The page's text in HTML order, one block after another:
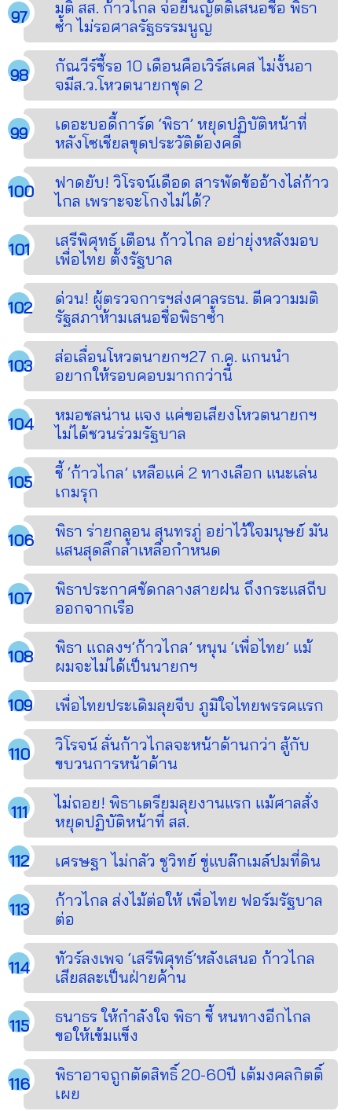
มติ สส. ก้าวไกล จ่อยื่นญัตติเสนอชื่อ พิธา
ซ้ำ ไม่รอศาลรัฐธรรมนูญ
กัณวีร์ชี้รอ 10 เดือนคือเวิร์สเคส ไม่งั้นอา
จมีส.ว.โหวตนายกชุด 2
เดอะบอดี้การ์ด ‘พิธา’ หยุดปฏิบัติหน้าที่
หลังโซเชียลขุดประวัติต้องคดี
ฟาดยับ! วิโรจน์เดือด สารพัดข้ออ้างไล่ก้าว
ไกล เพราะจะโกงไม่ได้?
เสรีพิศุทธ์ เตือน ก้าวไกล อย่ายุ่งหลังมอบ
เพื่อไทย ตั้งรัฐบาล
ด่วน! ผู้ตรวจการฯส่งศาลรธน. ตีความมติ
รัฐสภาห้ามเสนอชื่อพิธาซ้ำ
ส่อเลื่อนโหวตนายกฯ27 ก.ค. แกนนำ
อยากให้รอบคอบมากกว่านี้
หมอชลน่าน แจง แค่ขอเสียงโหวตนายกฯ
ไม่ได้ชวนร่วมรัฐบาล
ชี้ ‘ก้าวไกล’ เหลือแค่ 2 ทางเลือก แนะเล่น
เกมรุก
พิธา ร่ายกลอน สุนทรภู่ อย่าไว้ใจมนุษย์ มัน
แสนสุดลึกล้ำเหลือกำหนด
พิธาประกาศชัดกลางสายฝน ถึงกระแสถีบ
ออกจากเรือ
พิธา แถลงฯ‘ก้าวไกล’ หนุน ‘เพื่อไทย’ แม้
ผมจะไม่ได้เป็นนายกฯ
เพื่อไทยประเดิมลุยจีบ ภูมิใจไทยพรรคแรก
วิโรจน์ ลั่นก้าวไกลจะหน้าด้านกว่า สู้กับ
ขบวนการหน้าด้าน
ไม่ถอย! พิธาเตรียมลุยงานแรก แม้ศาลสั่ง
หยุดปฏิบัติหน้าที่ สส.
เศรษฐา ไม่กลัว ชูวิทย์ ขู่แบล๊กเมล์ปมที่ดิน
ก้าวไกล ส่งไม้ต่อให้ เพื่อไทย ฟอร์มรัฐบาล
ต่อ
ทัวร์ลงเพจ ‘เสรีพิศุทธ์’หลังเสนอ ก้าวไกล
เสียสละเป็นฝ่ายค้าน
ธนาธร ให้กำลังใจ พิธา ชี้ หนทางอีกไกล
ขอให้เข้มแข็ง
พิธาอาจถูกตัดสิทธิ์ 20-60ปี เต้มงคลกิตติ์
เผย